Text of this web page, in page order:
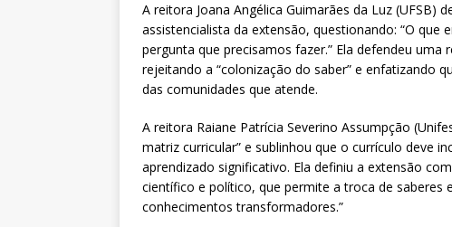
A reitora Joana Angélica Guimarães da Luz (UFSB)
assistencialista da extensão, questionando: “O que
pergunta que precisamos fazer.” Ela defendeu
rejeitando a “colonização do saber” e enfatizando
das comunidades que atende.
A reitora Raiane Patrícia Severino Assumpção
matriz curricular” e sublinhou que o currículo deve
aprendizado significativo. Ela definiu a extensão
científico e político, que permite a troca de saberes
conhecimentos transformadores.”